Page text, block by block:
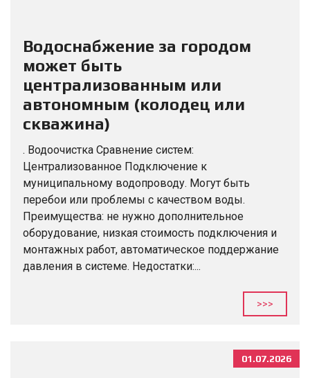
Водоснабжение за городом
может быть
централизованным или
автономным (колодец или
скважина)
. Водоочистка Сравнение систем:
Централизованное Подключение к
муниципальному водопроводу. Могут быть
перебои или проблемы с качеством воды.
Преимущества: не нужно дополнительное
оборудование, низкая стоимость подключения и
монтажных работ, автоматическое поддержание
давления в системе. Недостатки:...
>>>
01.07.2026